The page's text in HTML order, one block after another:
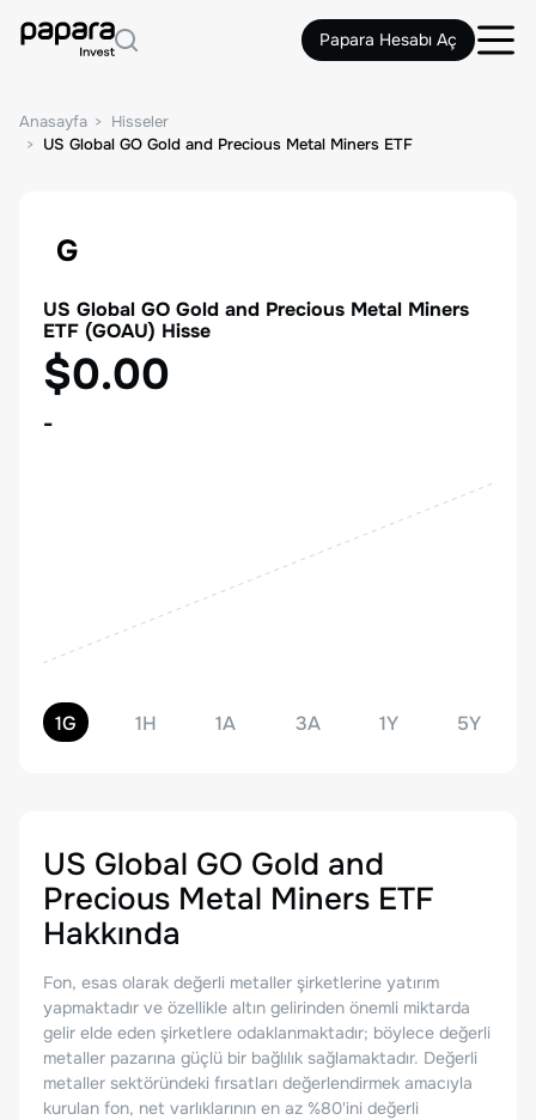
Papara Hesabı Aç
Anasayfa
Hisseler
US Global GO Gold and Precious Metal Miners ETF
G
US Global GO Gold and Precious Metal Miners
ETF (GOAU) Hisse
$0.00
-
1G 1H 1A 3A 1Y 5Y
US Global GO Gold and
Precious Metal Miners ETF
Hakkında
Fon, esas olarak değerli metaller şirketlerine yatırım
yapmaktadır ve özellikle altın gelirinden önemli miktarda
gelir elde eden şirketlere odaklanmaktadır; böylece değerli
metaller pazarına güçlü bir bağlılık sağlamaktadır. Değerli
metaller sektöründeki fırsatları değerlendirmek amacıyla
kurulan fon, net varlıklarının en az %80'ini değerli